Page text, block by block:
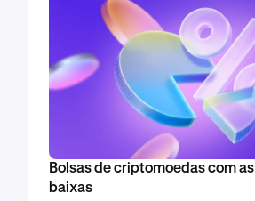
Bolsas de criptomoedas com
baixas